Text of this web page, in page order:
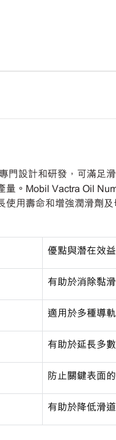
門設計和研發，可滿足
。Mobil Vactra Oil
用壽命和增強潤滑劑及
優點與潛在效益
有助於消除黏
適用於多種導
有助於延長多
防止關鍵表面
有助於降低滑